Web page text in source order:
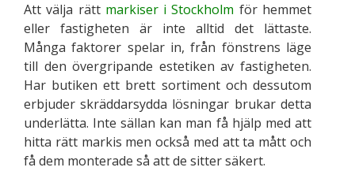
Att välja rätt markiser i Stockholm för hemmet
eller fastigheten är inte alltid det lättaste.
Många faktorer spelar in, från fönstrens läge
till den övergripande estetiken av fastigheten.
Har butiken ett brett sortiment och dessutom
erbjuder skräddarsydda lösningar brukar detta
underlätta. Inte sällan kan man få hjälp med att
hitta rätt markis men också med att ta mått och
få dem monterade så att de sitter säkert.